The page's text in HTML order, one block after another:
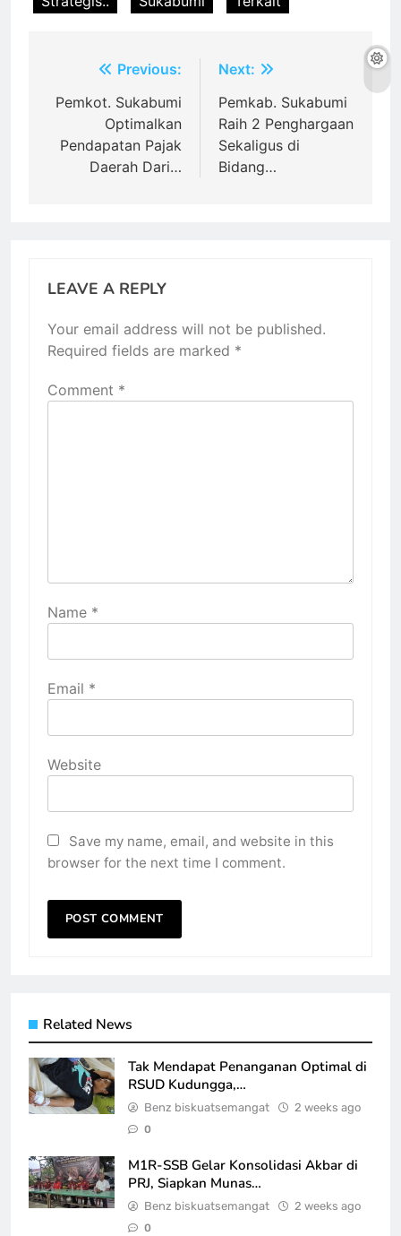
navigation
Previous:
Pemkot. Sukabumi
Optimalkan
Pendapatan Pajak
Daerah Dari…
Next:
Pemkab. Sukabumi
Raih 2 Penghargaan
Sekaligus di
Bidang…
LEAVE A REPLY
Your email address will not be published.
Required fields are marked *
Comment *
Name *
Email *
Website
Save my name, email, and website in this
browser for the next time I comment.
Related News
Tak Mendapat Penanganan Optimal di
RSUD Kudungga,…
Benz biskuatsemangat 2 weeks ago
0
M1R-SSB Gelar Konsolidasi Akbar di
PRJ, Siapkan Munas…
Benz biskuatsemangat 2 weeks ago
0